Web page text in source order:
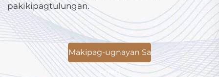
pakikipagtulungan.
Makipag-ugnayan Sa
Amin